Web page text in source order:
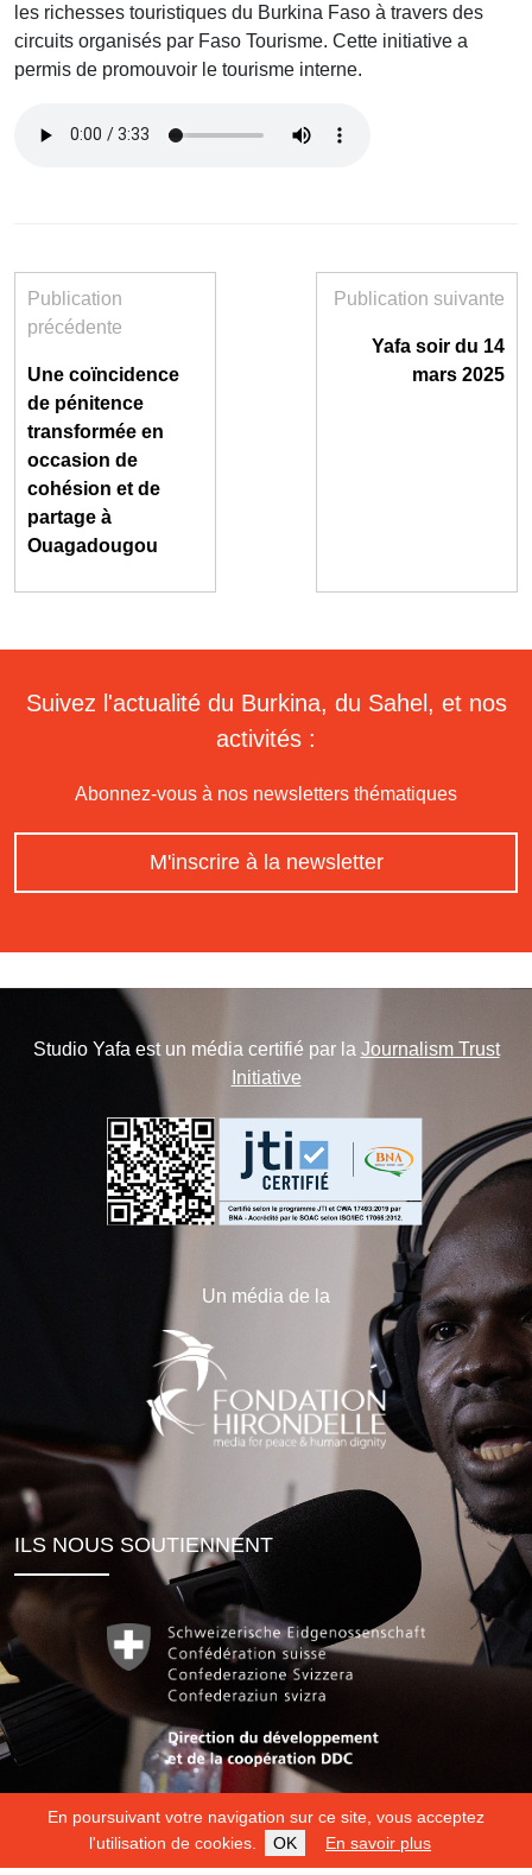
En poursuivant votre navigation sur ce site, vous acceptez
l'utilisation de cookies.
OK En savoir plus
les richesses touristiques du Burkina Faso à travers des
circuits organisés par Faso Tourisme. Cette initiative a
permis de promouvoir le tourisme interne.
Publication
précédente
Une coïncidence
de pénitence
transformée en
occasion de
cohésion et de
partage à
Ouagadougou
Publication suivante
Yafa soir du 14
mars 2025
Suivez l'actualité du Burkina, du Sahel, et nos
activités :
Abonnez-vous à nos newsletters thématiques
M'inscrire à la newsletter
Studio Yafa est un média certifié par la Journalism Trust
Initiative
Un média de la
ILS NOUS SOUTIENNENT